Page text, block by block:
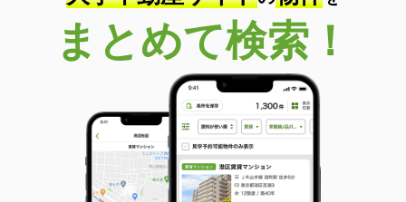
まとめて検索！